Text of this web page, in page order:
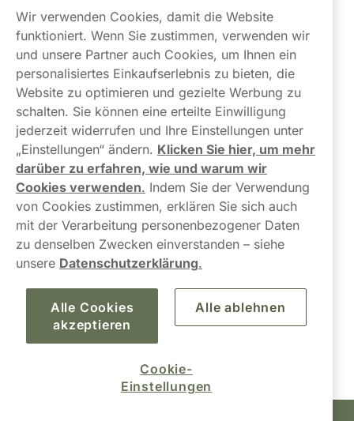
Kontaktiere uns!
hallo@northerner.com
+498001844282
Mo-Do: 08-17 Uhr (Pause: 12-13) Fr: 09-17 Uhr
Links
Über uns
Wir verwenden Cookies, damit die Website
funktioniert. Wenn Sie zustimmen, verwenden wir
und unsere Partner auch Cookies, um Ihnen ein
personalisiertes Einkaufserlebnis zu bieten, die
Website zu optimieren und gezielte Werbung zu
schalten. Sie können eine erteilte Einwilligung
jederzeit widerrufen und Ihre Einstellungen unter
„Einstellungen“ ändern. Klicken Sie hier, um mehr
darüber zu erfahren, wie und warum wir
Cookies verwenden. Indem Sie der Verwendung
von Cookies zustimmen, erklären Sie sich auch
mit der Verarbeitung personenbezogener Daten
zu denselben Zwecken einverstanden – siehe
unsere Datenschutzerklärung.
Alle Cookies
akzeptieren
Alle ablehnen
Cookie-
Einstellungen